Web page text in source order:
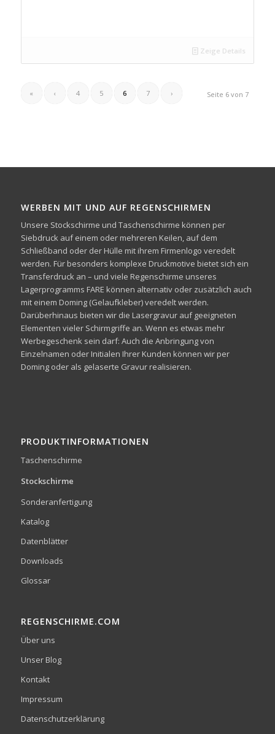
Zeige Details
Seite 6 von 7
« ‹ 4 5 6 7 ›
WERBEN MIT UND AUF REGENSCHIRMEN
Unsere Stockschirme und Taschenschirme können per
Siebdruck auf einem oder mehreren Keilen, auf dem
Schließband oder der Hülle mit ihrem Firmenlogo veredelt
werden. Für besonders komplexe Druckmotive bietet sich ein
Transferdruck an – und viele Regenschirme unseres
Lagerprogramms FARE können alternativ oder zusätzlich auch
mit einem Doming (Gelaufkleber) veredelt werden.
Darüberhinaus bieten wir die Lasergravur auf geeigneten
Elementen vieler Schirmgriffe an. Wenn es etwas mehr
Werbegeschenk sein darf: Auch die Anbringung von
Einzelnamen oder Initialen Ihrer Kunden können wir per
Doming oder als gelaserte Gravur realisieren.
PRODUKTINFORMATIONEN
Taschenschirme
Stockschirme
Sonderanfertigung
Katalog
Datenblätter
Downloads
Glossar
REGENSCHIRME.COM
Über uns
Unser Blog
Kontakt
Impressum
Datenschutzerklärung